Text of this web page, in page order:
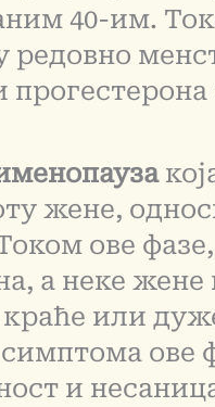
40-им.
редовно
прогестерона
жене,
ове
а неке
или
ове
и